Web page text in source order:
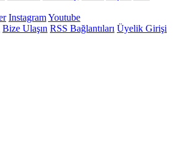
InstagramYoutube
Bize Ulaşın RSS Bağlantıları Üyelik Girişi